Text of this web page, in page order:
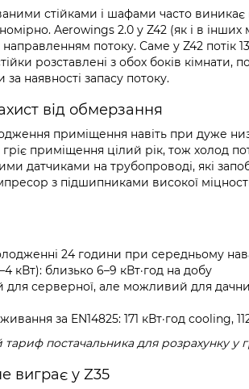
стійками і шафами часто
Aerowings 2.0 у Z42 (як і в інших
потоку. Саме у Z42 потік
розставлені з обох боків кімнати,
наявності запасу потоку.
від обмерзання
приміщення навіть при дуже
приміщення цілий рік, тож холод
датчиками на трубопроводі, які
з підшипниками високої
24 години при середньому
кВт): близько 6–9 кВт·год на добу
для серверної, але можливий для
за EN14825: 171 кВт·год cooling,
постачальника для розрахунку у
виграє у Z35